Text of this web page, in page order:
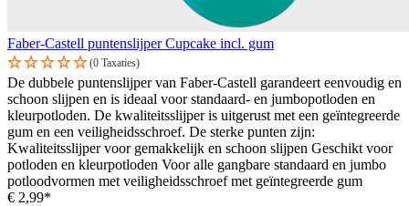
Faber-Castell puntenslijper Cupcake incl. gum
(0 Taxaties)
De dubbele puntenslijper van Faber-Castell garandeert eenvoudig en
schoon slijpen en is ideaal voor standaard- en jumbopotloden en
kleurpotloden. De kwaliteitsslijper is uitgerust met een geïntegreerde
gum en een veiligheidsschroef. De sterke punten zijn:
Kwaliteitsslijper voor gemakkelijk en schoon slijpen Geschikt voor
potloden en kleurpotloden Voor alle gangbare standaard en jumbo
potloodvormen met veiligheidsschroef met geïntegreerde gum
€ 2,99*